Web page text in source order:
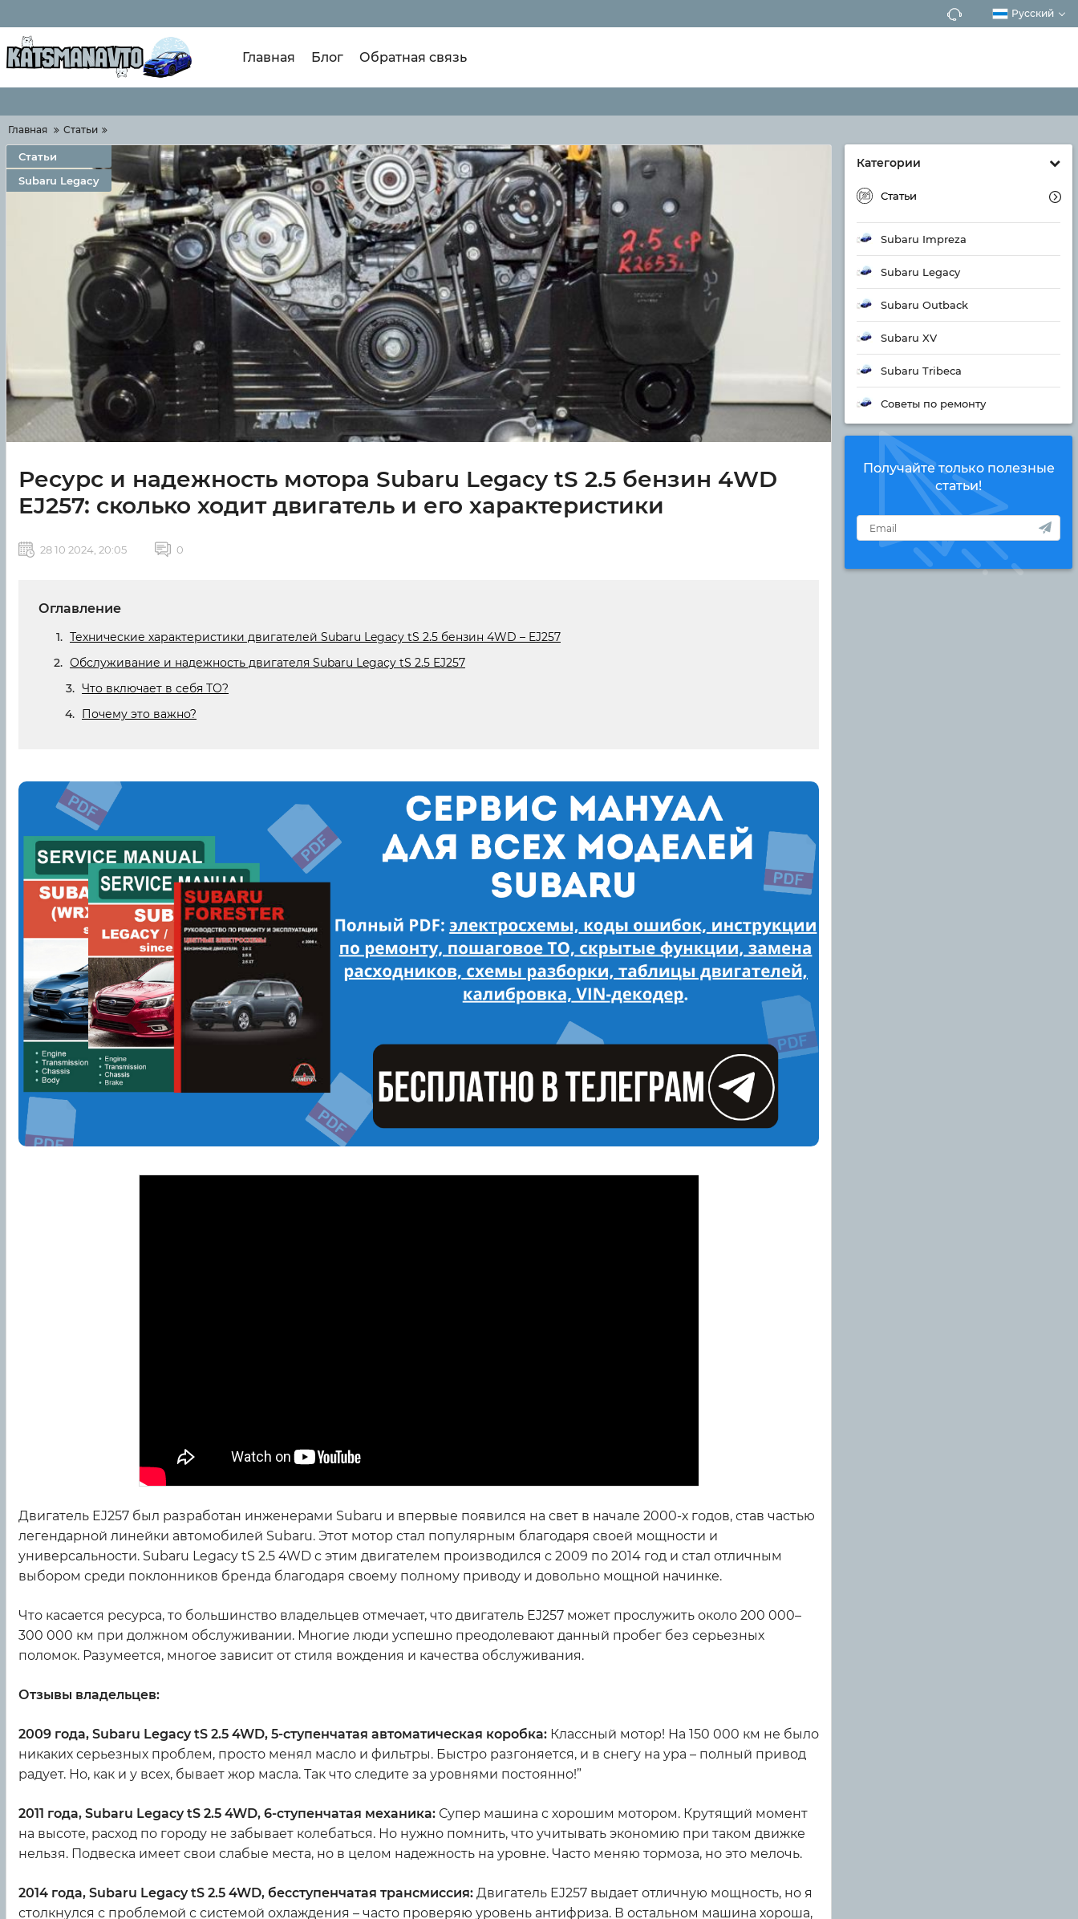
Русский
Главная Блог Обратная связь
Главная Статьи
Категории
Статьи
Subaru Impreza
Subaru Legacy
Subaru Outback
Subaru XV
Subaru Tribeca
Советы по ремонту
Получайте только полезные
статьи!
Статьи
Subaru Legacy
Ресурс и надежность мотора Subaru Legacy tS 2.5 бензин 4WD
EJ257: сколько ходит двигатель и его характеристики
28 10 2024, 20:05 0
Оглавление
Технические характеристики двигателей Subaru Legacy tS 2.5 бензин 4WD – EJ257
Обслуживание и надежность двигателя Subaru Legacy tS 2.5 EJ257
Что включает в себя ТО?
Почему это важно?
Двигатель EJ257 был разработан инженерами Subaru и впервые появился на свет в начале 2000-х годов, став частью
легендарной линейки автомобилей Subaru. Этот мотор стал популярным благодаря своей мощности и
универсальности. Subaru Legacy tS 2.5 4WD с этим двигателем производился с 2009 по 2014 год и стал отличным
выбором среди поклонников бренда благодаря своему полному приводу и довольно мощной начинке.
Что касается ресурса, то большинство владельцев отмечает, что двигатель EJ257 может прослужить около 200 000–
300 000 км при должном обслуживании. Многие люди успешно преодолевают данный пробег без серьезных
поломок. Разумеется, многое зависит от стиля вождения и качества обслуживания.
Отзывы владельцев:
2009 года, Subaru Legacy tS 2.5 4WD, 5-ступенчатая автоматическая коробка: Классный мотор! На 150 000 км не было
никаких серьезных проблем, просто менял масло и фильтры. Быстро разгоняется, и в снегу на ура – полный привод
радует. Но, как и у всех, бывает жор масла. Так что следите за уровнями постоянно!”
2011 года, Subaru Legacy tS 2.5 4WD, 6-ступенчатая механика: Супер машина с хорошим мотором. Крутящий момент
на высоте, расход по городу не забывает колебаться. Но нужно помнить, что учитывать экономию при таком движке
нельзя. Подвеска имеет свои слабые места, но в целом надежность на уровне. Часто меняю тормоза, но это мелочь.
2014 года, Subaru Legacy tS 2.5 4WD, бесступенчатая трансмиссия: Двигатель EJ257 выдает отличную мощность, но я
столкнулся с проблемой с системой охлаждения – часто проверяю уровень антифриза. В остальном машина хороша,